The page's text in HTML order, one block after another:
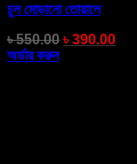
চুল মোড়ানো তোয়ালে
৳550.00 ৳390.00
অর্ডার করুন